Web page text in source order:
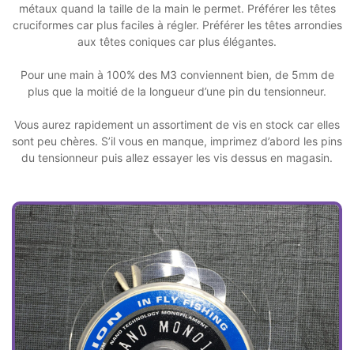
métaux quand la taille de la main le permet. Préférer les têtes
cruciformes car plus faciles à régler. Préférer les têtes arrondies
aux têtes coniques car plus élégantes.
Pour une main à 100% des M3 conviennent bien, de 5mm de
plus que la moitié de la longueur d’une pin du tensionneur.
Vous aurez rapidement un assortiment de vis en stock car elles
sont peu chères. S’il vous en manque, imprimez d’abord les pins
du tensionneur puis allez essayer les vis dessus en magasin.